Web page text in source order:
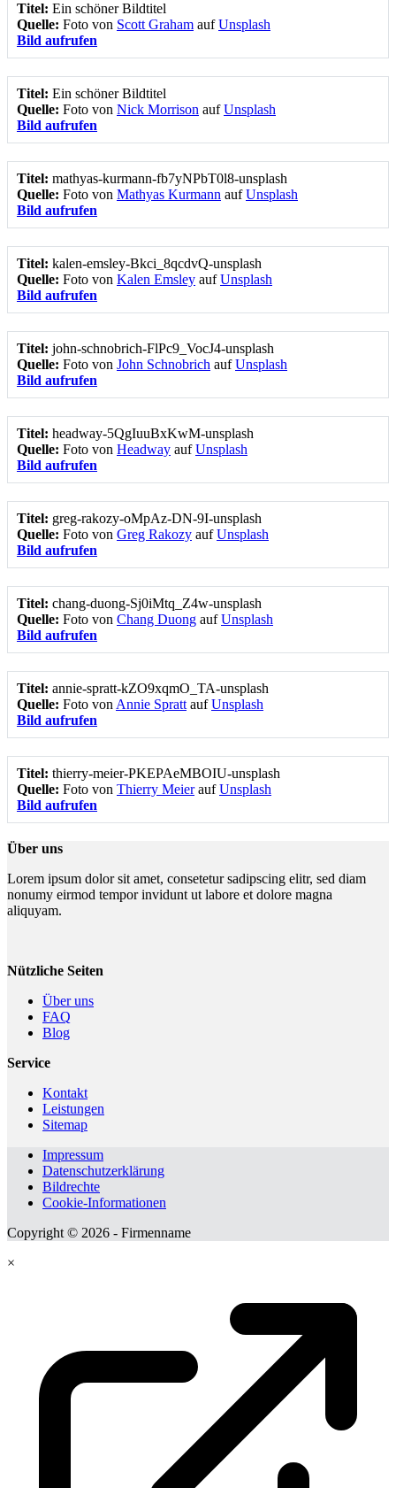
Titel: Ein schöner Bildtitel
Quelle: Foto von Scott Graham aufUnsplash
Bild aufrufen
Titel: Ein schöner Bildtitel
Quelle: Foto von Nick Morrison aufUnsplash
Bild aufrufen
Titel: mathyas-kurmann-fb7yNPbT0l8-unsplash
Quelle: Foto von Mathyas Kurmann aufUnsplash
Bild aufrufen
Titel: kalen-emsley-Bkci_8qcdvQ-unsplash
Quelle: Foto von Kalen Emsley aufUnsplash
Bild aufrufen
Titel: john-schnobrich-FlPc9_VocJ4-unsplash
Quelle: Foto von John Schnobrich aufUnsplash
Bild aufrufen
Titel: headway-5QgIuuBxKwM-unsplash
Quelle: Foto von Headway aufUnsplash
Bild aufrufen
Titel: greg-rakozy-oMpAz-DN-9I-unsplash
Quelle: Foto von Greg Rakozy aufUnsplash
Bild aufrufen
Titel: chang-duong-Sj0iMtq_Z4w-unsplash
Quelle: Foto von Chang Duong aufUnsplash
Bild aufrufen
Titel: annie-spratt-kZO9xqmO_TA-unsplash
Quelle: Foto von Annie Spratt aufUnsplash
Bild aufrufen
Titel: thierry-meier-PKEPAeMBOIU-unsplash
Quelle: Foto von Thierry MeieraufUnsplash
Bild aufrufen
Über uns
Lorem ipsum dolor sit amet, consetetur sadipscing elitr, sed diam
nonumy eirmod tempor invidunt ut labore et dolore magna
aliquyam.
Nützliche Seiten
Über uns
FAQ
Blog
Service
Kontakt
Leistungen
Sitemap
Impressum
Datenschutzerklärung
Bildrechte
Cookie-Informationen
Copyright © 2026 - Firmenname
×